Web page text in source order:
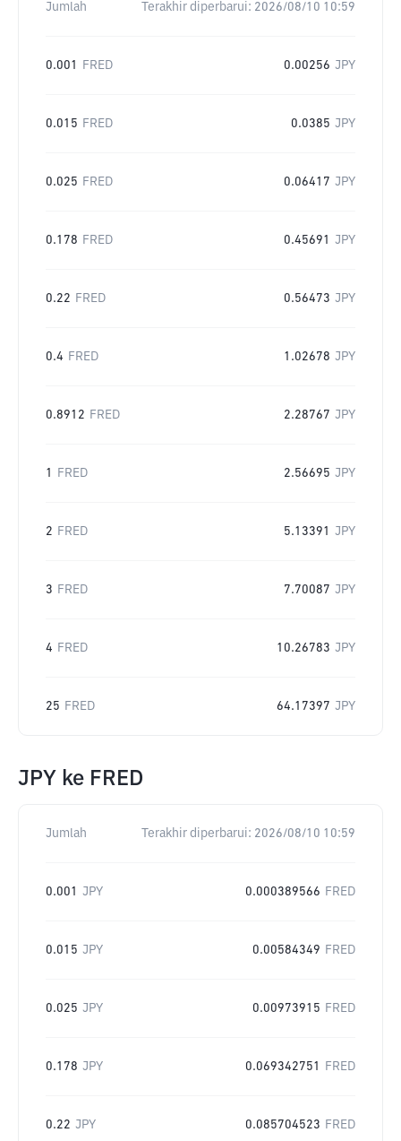
Jumlah Terakhir diperbarui: 2026/08/10 10:59
0.001 FRED 0.00256 JPY
0.015 FRED 0.0385 JPY
0.025 FRED 0.06417 JPY
0.178 FRED 0.45691 JPY
0.22 FRED 0.56473 JPY
0.4 FRED 1.02678 JPY
0.8912 FRED 2.28767 JPY
1 FRED 2.56695 JPY
2 FRED 5.13391 JPY
3 FRED 7.70087 JPY
4 FRED 10.26783 JPY
25 FRED 64.17397 JPY
JPY ke FRED
Jumlah Terakhir diperbarui: 2026/08/10 10:59
0.001 JPY 0.000389566 FRED
0.015 JPY 0.00584349 FRED
0.025 JPY 0.00973915 FRED
0.178 JPY 0.069342751 FRED
0.22 JPY 0.085704523 FRED